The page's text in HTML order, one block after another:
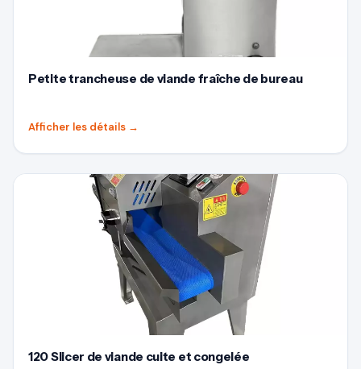
Petite trancheuse de viande fraîche de bureau
Afficher les détails →
120 Slicer de viande cuite et congelée